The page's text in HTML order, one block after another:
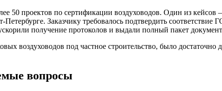
50 проектов по сертификации воздуховодов. Один из
Заказчику требовалось подтвердить
получение протоколов и выдали полный пакет
воздуховодов под частное строительство, было
вопросы